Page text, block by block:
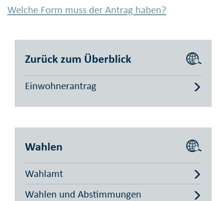
Welche Form muss der Antrag haben?
Zurück zum Überblick
Einwohnerantrag
Wahlen
Wahlamt
Wahlen und Abstimmungen